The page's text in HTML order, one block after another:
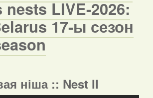
nests LIVE-2026:
17-ы сезон
ніша :: Nest II